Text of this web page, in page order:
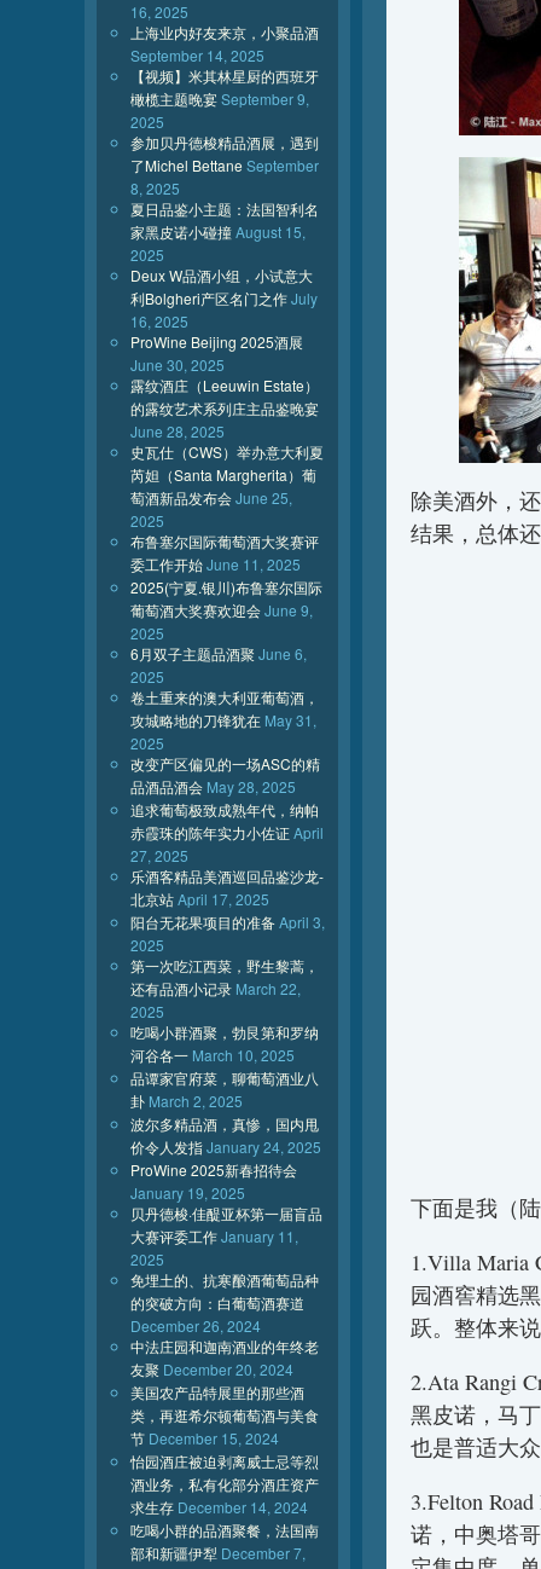
除美酒外，
结果，总体
下面是我（
1.Villa Maria
园酒窖精选
跃。整体来
2.Ata Rangi
黑皮诺，马
也是普适大
3.Felton
诺，中奥塔
16, 2025
上海业内好友来京，小聚品酒
September 14, 2025
【视频】米其林星厨的西班牙
橄榄主题晚宴September 9,
2025
参加贝丹德梭精品酒展，遇到
了Michel Bettane September
8, 2025
夏日品鉴小主题：法国智利名
家黑皮诺小碰撞August 15,
2025
Deux W品酒小组，小试意大
利Bolgheri产区名门之作July
16, 2025
ProWine Beijing 2025酒展
June 30, 2025
露纹酒庄（Leeuwin Estate）
的露纹艺术系列庄主品鉴晚宴
June 28, 2025
史瓦仕（CWS）举办意大利夏
芮妲（Santa Margherita）葡
萄酒新品发布会June 25,
2025
布鲁塞尔国际葡萄酒大奖赛评
委工作开始June 11, 2025
2025(宁夏.银川)布鲁塞尔国际
葡萄酒大奖赛欢迎会June 9,
2025
6月双子主题品酒聚 June 6,
2025
卷土重来的澳大利亚葡萄酒，
攻城略地的刀锋犹在 May 31,
2025
改变产区偏见的一场ASC的精
品酒品酒会 May 28, 2025
追求葡萄极致成熟年代，纳帕
赤霞珠的陈年实力小佐证April
27, 2025
乐酒客精品美酒巡回品鉴沙龙-
北京站April 17, 2025
阳台无花果项目的准备April 3,
2025
第一次吃江西菜，野生黎蒿，
还有品酒小记录 March 22,
2025
吃喝小群酒聚，勃艮第和罗纳
河谷各一 March 10, 2025
品谭家官府菜，聊葡萄酒业八
卦 March 2, 2025
波尔多精品酒，真惨，国内甩
价令人发指January 24, 2025
ProWine 2025新春招待会
January 19, 2025
贝丹德梭·佳醍亚杯第一届盲品
大赛评委工作January 11,
2025
免埋土的、抗寒酿酒葡萄品种
的突破方向：白葡萄酒赛道
December 26, 2024
中法庄园和迦南酒业的年终老
友聚 December 20, 2024
美国农产品特展里的那些酒
类，再逛希尔顿葡萄酒与美食
节 December 15, 2024
怡园酒庄被迫剥离威士忌等烈
酒业务，私有化部分酒庄资产
求生存 December 14, 2024
吃喝小群的品酒聚餐，法国南
部和新疆伊犁 December 7,